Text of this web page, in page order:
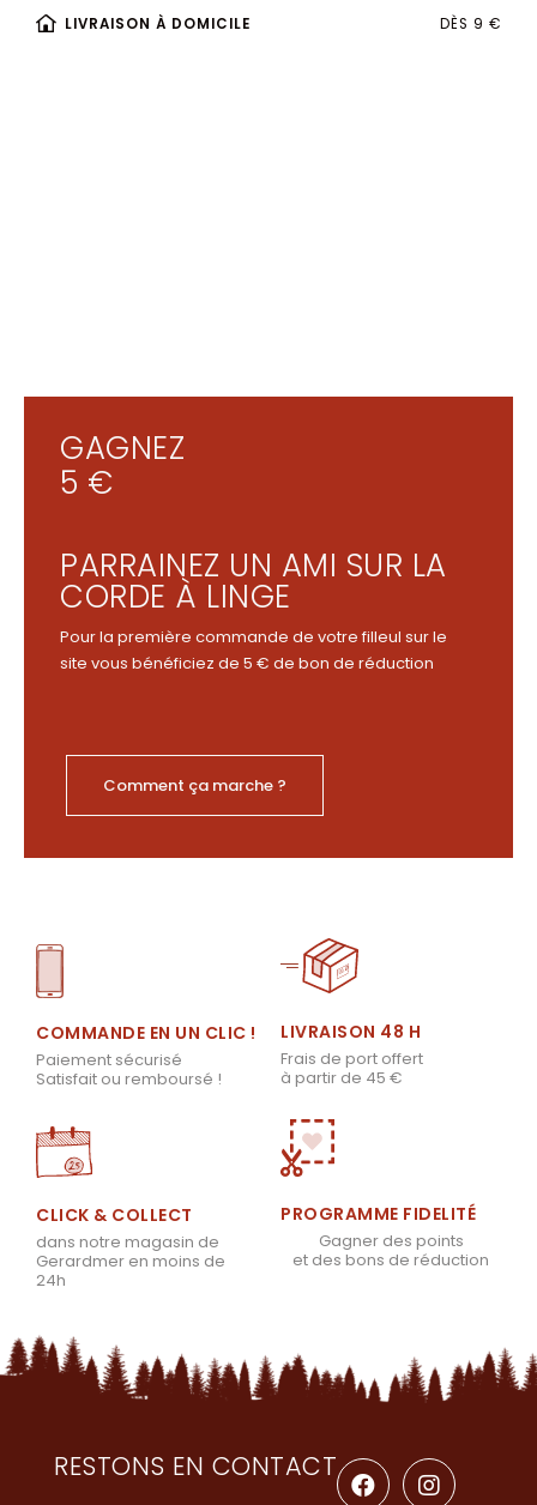
LIVRAISON À DOMICILE DÈS 9 €
GAGNEZ
5 €
PARRAINEZ UN AMI SUR LA
CORDE À LINGE
Pour la première commande de votre filleul sur le
site vous bénéficiez de 5 € de bon de réduction
Comment ça marche ?
COMMANDE EN UN CLIC !
Paiement sécurisé
Satisfait ou remboursé !
LIVRAISON 48 H
Frais de port offert
à partir de 45 €
CLICK & COLLECT
dans notre magasin de
Gerardmer en moins de
24h
PROGRAMME FIDELITÉ
Gagner des points
et des bons de réduction
RESTONS EN CONTACT